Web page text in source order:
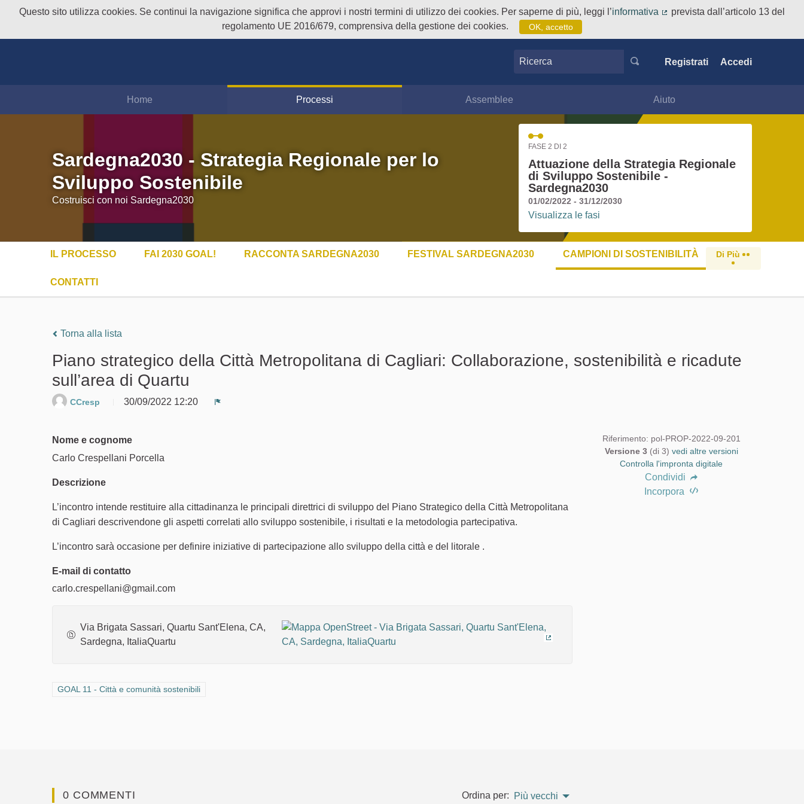
Questo sito utilizza cookies. Se continui la navigazione significa che approvi i nostri termini di utilizzo dei cookies. Per saperne di più, leggi l’informativa
prevista dall’articolo 13 del
regolamento UE 2016/679, comprensiva della gestione dei cookies.
OK, accetto
Ricerca Registrati Accedi
Home Processi Assemblee Aiuto
Sardegna2030 - Strategia Regionale per lo
Sviluppo Sostenibile
Costruisci con noi Sardegna2030
FASE 2 DI 2
Attuazione della Strategia Regionale
di Sviluppo Sostenibile -
Sardegna2030
01/02/2022 - 31/12/2030
Visualizza le fasi
IL PROCESSO FAI 2030 GOAL! RACCONTA SARDEGNA2030 FESTIVAL SARDEGNA2030 CAMPIONI DI SOSTENIBILITÀ
CONTATTI
Di Più
Torna alla lista
Piano strategico della Città Metropolitana di Cagliari: Collaborazione, sostenibilità e ricadute
sull’area di Quartu
CCresp
30/09/2022 12:20
Nome e cognome
Carlo Crespellani Porcella
Descrizione
L’incontro intende restituire alla cittadinanza le principali direttrici di sviluppo del Piano Strategico della Città Metropolitana
di Cagliari descrivendone gli aspetti correlati allo sviluppo sostenibile, i risultati e la metodologia partecipativa.
L’incontro sarà occasione per definire iniziative di partecipazione allo sviluppo della città e del litorale .
E-mail di contatto
carlo.crespellani@gmail.com
Via Brigata Sassari, Quartu Sant'Elena, CA,
Sardegna, ItaliaQuartu
Filtra i risultati per categoria: GOAL 11 - Città e comunità sostenibili
GOAL 11 - Città e comunità sostenibili
Riferimento: pol-PROP-2022-09-201
Versione 3(di 3) vedi altre versioni
Controlla l'impronta digitale
Condividi
Incorpora
0 COMMENTI Ordina per: Più vecchi